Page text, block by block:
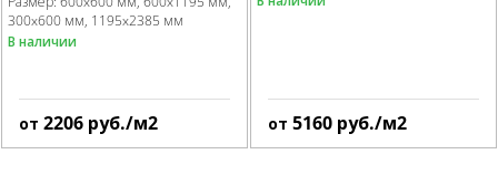
300x600 мм 1195x2385 мм
В наличии
от 2206 руб./м2 от 5160 руб./м2